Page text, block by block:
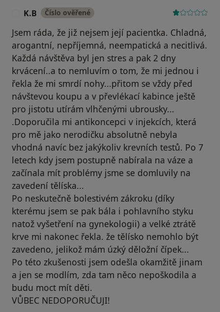
K.B Číslo ověřené
Jsem ráda, že již nejsem její pacientka. Chladná,
arogantní, nepříjemná, neempatická a necitlivá.
Každá návštěva byl jen stres a pak 2 dny
krvácení..a to nemluvím o tom, že mi jednou i
řekla že mi smrdí nohy...přitom se vždy před
návštevou koupu a v převlékací kabince ještě
pro jistotu utírám vlhčenými ubrousky...
.Doporučila mi antikoncepci v injekcích, která
pro mě jako nerodičku absolutně nebyla
vhodná navíc bez jakýkoliv krevních testů. Po 7
letech kdy jsem postupně nabírala na váze a
začínala mít problémy jsme se domluvily na
zavedení tělíska...
Po neskutečně bolestivém zákroku (díky
kterému jsem se pak bála i pohlavního styku
natož vyšetření na gynekologii) a velké ztrátě
krve mi nakonec řekla. že tělísko nemohlo být
zavedeno, jelikož mám úzký děložní čípek...
Po této zkušenosti jsem odešla okamžitě jinam
a jen se modlím, zda tam něco nepoškodila a
budu moct mít děti.
VŮBEC NEDOPORUČUJI!